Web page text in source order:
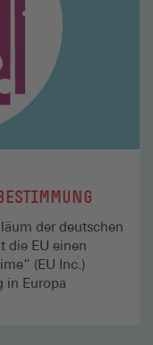
der deutschen
die EU einen
(EU Inc.)
in Europa